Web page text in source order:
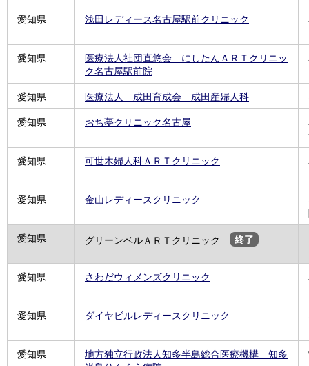
愛知県 浅田レディース名古屋駅前クリニック
愛知県
医療法人社団直悠会 にしたんＡＲＴクリニッ
ク名古屋駅前院
愛知県 医療法人 成田育成会 成田産婦人科
愛知県 おち夢クリニック名古屋
愛知県 可世木婦人科ＡＲＴクリニック
愛知県 金山レディースクリニック
愛知県 グリーンベルＡＲＴクリニック 終了
愛知県 さわだウィメンズクリニック
愛知県 ダイヤビルレディースクリニック
愛知県
地方独立行政法人知多半島総合医療機構 知多